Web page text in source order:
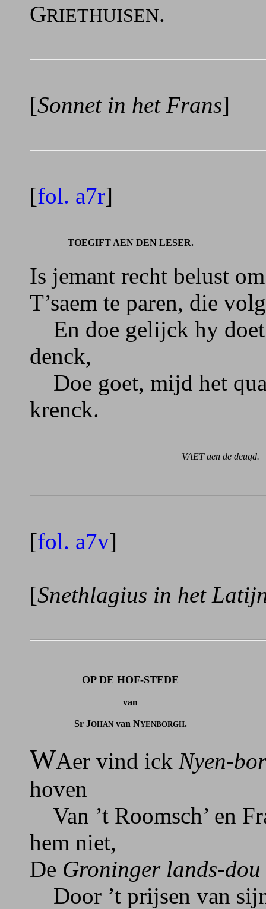
GRIETHUISEN.
[Sonnet in het Frans]
[fol. a7r]
TOEGIFT AEN DEN LESER.
Is jemant recht belust
T’saem te paren, die
En doe gelijck hy
denck,
Doe goet, mijd het
krenck.
VAET aen de deugd.
[fol. a7v]
[Snethlagius in het
OP DE HOF-STEDE
van
Sr JOHANvan NYENBORGH.
WAer vind ick Nyen-
hoven
Van ’t Roomsch’ en
hem niet,
De Groninger lands-dou
Door ’t prijsen van